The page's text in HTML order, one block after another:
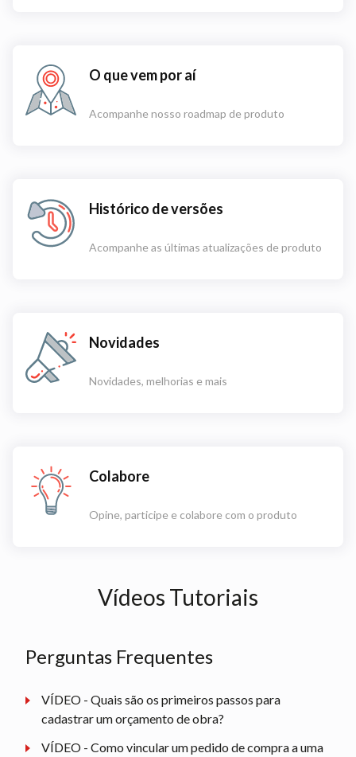
O que vem por aí
Acompanhe nosso roadmap de produto
Histórico de versões
Acompanhe as últimas atualizações de produto
Novidades
Novidades, melhorias e mais
Colabore
Opine, participe e colabore com o produto
Vídeos Tutoriais
Perguntas Frequentes
VÍDEO - Quais são os primeiros passos para
cadastrar um orçamento de obra?
VÍDEO - Como vincular um pedido de compra a uma